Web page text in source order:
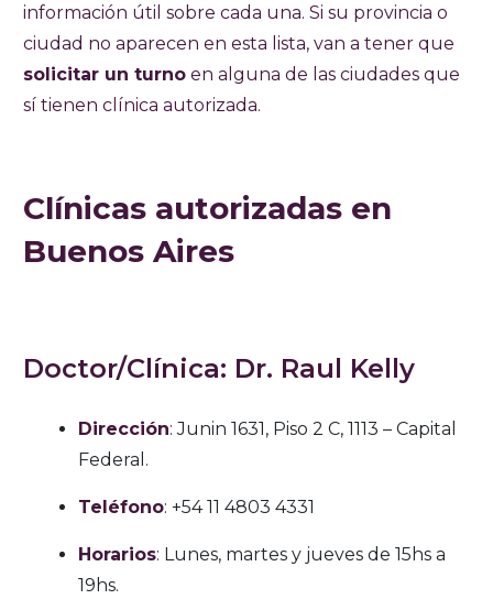
información útil sobre cada una. Si su provincia o
ciudad no aparecen en esta lista, van a tener que
solicitar un turno en alguna de las ciudades que
sí tienen clínica autorizada.
Clínicas autorizadas en
Buenos Aires
Doctor/Clínica: Dr. Raul Kelly
Dirección: Junin 1631, Piso 2 C, 1113 – Capital
Federal.
Teléfono: +54 11 4803 4331
Horarios: Lunes, martes y jueves de 15hs a
19hs.